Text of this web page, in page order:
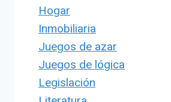
Hogar
Inmobiliaria
Juegos de azar
Juegos de lógica
Legislación